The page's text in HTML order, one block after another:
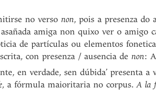
no verso non, pois a presenza do
amiga non quixo ver o amigo
de partículas ou elementos
con presenza / ausencia de non:
en verdade, sen dúbida’ presenta a
, a fórmula maioritaria no corpus.A la